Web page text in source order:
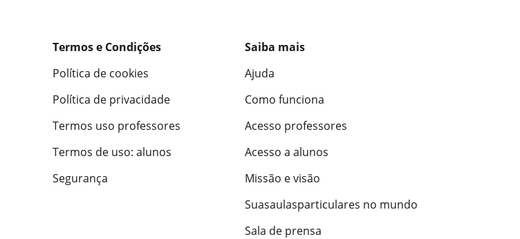
Termos e Condições
Política de cookies
Política de privacidade
Termos uso professores
Termos de uso: alunos
Segurança
Saiba mais
Ajuda
Como funciona
Acesso professores
Acesso a alunos
Missão e visão
Suasaulasparticulares no mundo
Sala de prensa